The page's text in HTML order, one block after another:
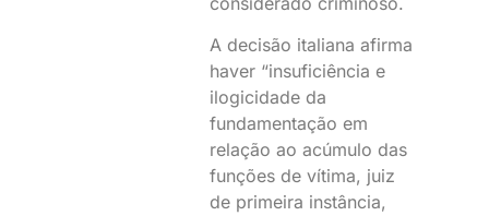
A decisão italiana afirma
haver “insuficiência e
ilogicidade da
fundamentação em
relação ao acúmulo das
funções de vítima, juiz
de primeira instância,